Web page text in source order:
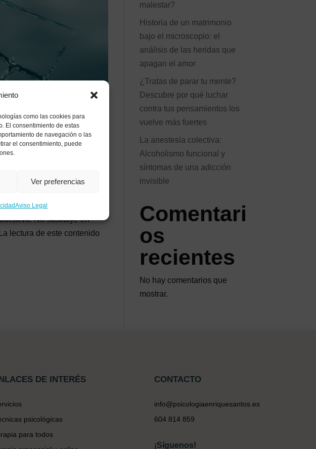
como las cookies para
El consentimiento de estas
de navegación o las
el consentimiento, puede
Ver preferencias
Aviso Legal
tras
No sustituye en
lectura de este contenido
malestar?
Historia de un matrimonio
bajo el microscopio: el
análisis de las heridas que
apagan el amor
¿Tratas de parar tu mente?
Descubre por qué luchar
contra tus pensamientos los
vuelve más fuertes
La anestesia colectiva:
Alcoholismo funcional y
síntomas de una adicción
invisible
Comentari
os
recientes
No hay comentarios que
mostrar.
DE INTERÉS
psicológicas
para todos
CONTACTO
info@psicologiaenriquesantos.es
604 814 859
¡Síguenos!